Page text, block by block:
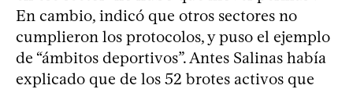
En cambio, indicó que otros sectores no
cumplieron los protocolos, y puso el ejemplo
de “ámbitos deportivos”. Antes Salinas había
explicado que de los 52 brotes activos que